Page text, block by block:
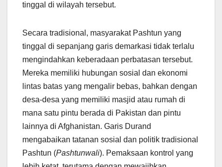
tinggal di wilayah tersebut.
Secara tradisional, masyarakat Pashtun yang
tinggal di sepanjang garis demarkasi tidak terlalu
mengindahkan keberadaan perbatasan tersebut.
Mereka memiliki hubungan sosial dan ekonomi
lintas batas yang mengalir bebas, bahkan dengan
desa-desa yang memiliki masjid atau rumah di
mana satu pintu berada di Pakistan dan pintu
lainnya di Afghanistan. Garis Durand
mengabaikan tatanan sosial dan politik tradisional
Pashtun (Pashtunwali). Pemaksaan kontrol yang